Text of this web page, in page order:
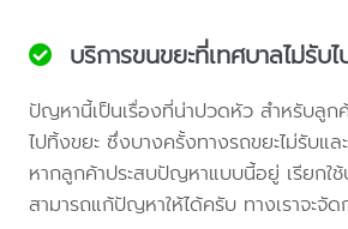
บริการขนขยะที่เทศบาลไม่รับ
ปัญหานี้เป็นเรื่องที่น่าปวดหัว สำหรับลูก
ไปทิ้งขยะ ซึ่งบางครั้งทางรถขยะไม่รับแล
หากลูกค้าประสบปัญหาแบบนี้อยู่ เรียกใช้
สามารถแก้ปัญหาให้ได้ครับ ทางเราจะจัด